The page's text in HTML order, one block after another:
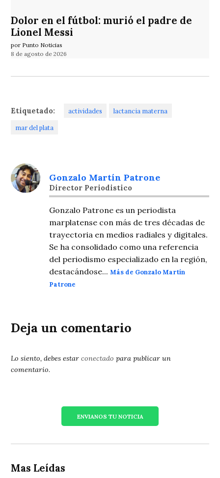
Dolor en el fútbol: murió el padre de
Lionel Messi
por Punto Noticias
8 de agosto de 2026
Etiquetado: actividades lactancia materna
mar del plata
Gonzalo Martín Patrone
Director Periodistico
Gonzalo Patrone es un periodista
marplatense con más de tres décadas de
trayectoria en medios radiales y digitales.
Se ha consolidado como una referencia
del periodismo especializado en la región,
destacándose...Más de Gonzalo Martín
Patrone
Deja un comentario
Lo siento, debes estarconectado para publicar un
comentario.
ENVIANOS TU NOTICIA
Mas Leídas